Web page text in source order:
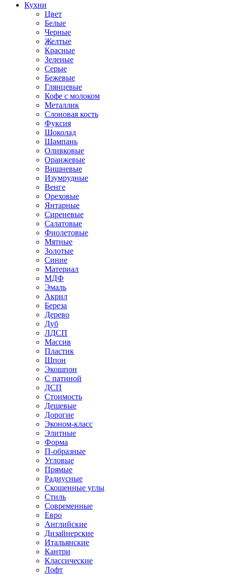
Кухни
Цвет
Белые
Черные
Желтые
Красные
Зеленые
Серые
Бежевые
Глянцевые
Кофе с молоком
Металлик
Слоновая кость
Фуксия
Шоколад
Шампань
Оливковые
Оранжевые
Вишневые
Изумрудные
Венге
Ореховые
Янтарные
Сиреневые
Салатовые
Фиолетовые
Мятные
Золотые
Синие
Материал
МДФ
Эмаль
Акрил
Береза
Дерево
Дуб
ЛДСП
Массив
Пластик
Шпон
Экошпон
С патиной
ДСП
Стоимость
Дешевые
Дорогие
Эконом-класс
Элитные
Форма
П-образные
Угловые
Прямые
Радиусные
Скошенные углы
Стиль
Современные
Евро
Английские
Дизайнерские
Итальянские
Кантри
Классические
Лофт